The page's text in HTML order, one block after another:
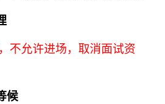
不允许进场，取消面试资
候